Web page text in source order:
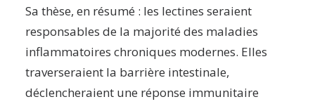
Sa thèse, en résumé : les lectines seraient
responsables de la majorité des maladies
inflammatoires chroniques modernes. Elles
traverseraient la barrière intestinale,
déclencheraient une réponse immunitaire